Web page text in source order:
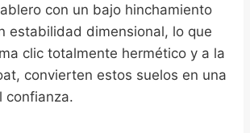
con un bajo hinchamiento
estabilidad dimensional, lo que
clic totalmente hermético y a la
convierten estos suelos en una
confianza.